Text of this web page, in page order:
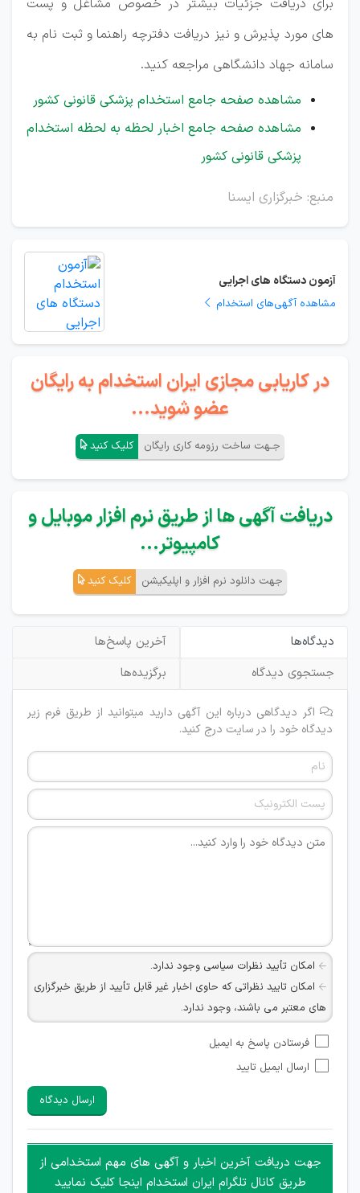
برای دریافت جزئیات بیشتر در خصوص مشاغل و پست
های مورد پذیرش و نیز دریافت دفترچه راهنما و ثبت نام به
سامانه جهاد دانشگاهی مراجعه کنید.
مشاهده صفحه جامع استخدام پزشکی قانونی کشور
مشاهده صفحه جامع اخبار لحظه به لحظه استخدام
پزشکی قانونی کشور
منبع: خبرگزاری ایسنا
آزمون دستگاه های اجرایی
مشاهده آگهی‌های استخدام
در کاریابی مجازی ایران استخدام به رایگان
عضو شوید...
جـهت ساخت رزومه کاری رایگان کلیک کنید
دریافت آگهی ها از طریق نرم افزار موبایل و
کامپیوتر...
جهت دانلود نرم افزار و اپلیکیشن کلیک کنید
دیدگاه‌ها
آخرین پاسخ‌ها
جستجوی دیدگاه
برگزیده‌ها
اگر دیدگاهی درباره این آگهی دارید میتوانید از طریق فرم زیر
دیدگاه خود را در سایت درج کنید.
امکان تأیید نظرات سیاسی وجود ندارد.
امکان تایید نظراتی که حاوی اخبار غیر قابل تأیید از طریق خبرگزاری
های معتبر می باشند، وجود ندارد.
شبکه های مجازی ارتباطی می باشند وجود ندارد.
امکان تأیید نظرات کاربرانی که به هر طریقی قصد مأیوس کردن
هرگونه تحریک، تحقیر و کنایه به سایر افراد (مسئول و غیر مسئول)
غیر مجاز می باشد.
امکان هماهنگی برای هرگونه ملاقات حضوری چه به صورت دسته
جمعی و چه فردی توسط کاربران سایت وجود ندارد.
فرستادن پاسخ به ایمیل
ارسال ایمیل تایید
ارسال دیدگاه
جهت دریافت آخرین اخبار و آگهی های مهم استخدامی از
طریق کانال تلگرام ایران استخدام اینجا کلیک نمایید